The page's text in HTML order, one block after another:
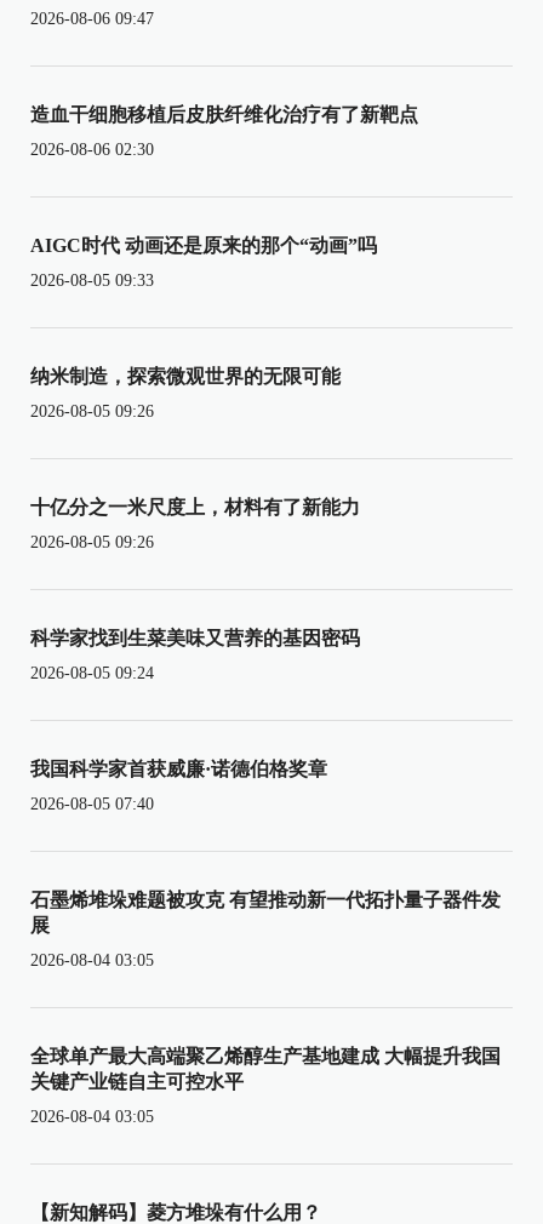
2026-08-06 09:47
造血干细胞移植后皮肤纤维化治疗有了新靶点
2026-08-06 02:30
AIGC时代 动画还是原来的那个“动画”吗
2026-08-05 09:33
纳米制造，探索微观世界的无限可能
2026-08-05 09:26
十亿分之一米尺度上，材料有了新能力
2026-08-05 09:26
科学家找到生菜美味又营养的基因密码
2026-08-05 09:24
我国科学家首获威廉·诺德伯格奖章
2026-08-05 07:40
石墨烯堆垛难题被攻克 有望推动新一代拓扑量子器件发
展
2026-08-04 03:05
全球单产最大高端聚乙烯醇生产基地建成 大幅提升我国
关键产业链自主可控水平
2026-08-04 03:05
【新知解码】菱方堆垛有什么用？